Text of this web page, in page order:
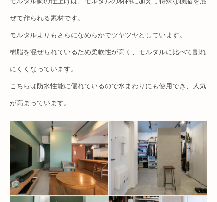
ぜて作られる素材です。
モルタルよりもさらになめらかでツヤツヤとしています。
樹脂を混ぜられているため柔軟性が高く、モルタルに比べて割れ
にくくなっています。
こちらは防水性能に優れているので水まわりにも使用でき、人気
が高まっています。